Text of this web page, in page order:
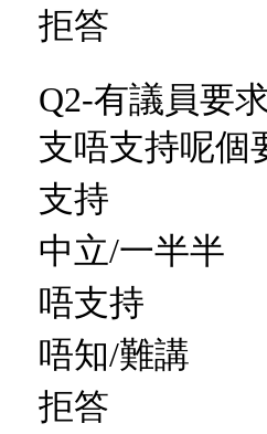
拒答
Q2-有議員要
支唔支持呢個
支持
中立/一半半
唔支持
唔知/難講
拒答